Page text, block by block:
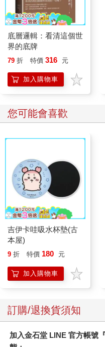
尷尬的是，同一時間，中央
趁著全球疫情嚴重，迅速拿
能全開，二○二一年第一季就
這下可好，說好節能減碳，
故，於是中國政府乾脆宣布
五○％以下。我不允許你們挖
再一次，看似國內政治影響
格、中國和澳洲的恩怨情仇
東北人民沒有看國際新聞，
電。相反的，如果有人深謀
或是早就到南方另謀生路了。
所以讀國際新聞不是拿來炫
你的生活變得更可預測。你
哪時候跌，還能知道哪時候
洲也有不安全的時候），或
都覺得，越認識外面的世界
更重要的是，多看國外發生
象。臺灣吵著要不要核食和
體都在分析臺灣海峽的軍事
案？越南和新加坡為什麼可
他山之石可以攻錯。把國際
和不確定感，將會漸漸消弭。
底層邏輯：看清這個世
界的底牌
79 折 特價 316 元
加入購物車
您可能會喜歡
吉伊卡哇吸水杯墊(古
本屋)
9 折 特價 180 元
加入購物車
訂購/退換貨須知
加入金石堂 LINE 官方帳號